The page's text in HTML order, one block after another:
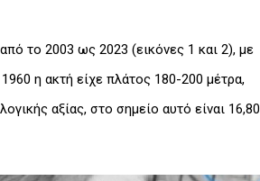
το 2003 ως 2023 (εικόνες 1 και 2), με
η ακτή είχε πλάτος 180-200 μέτρα,
αξίας, στο σημείο αυτό είναι 16,80